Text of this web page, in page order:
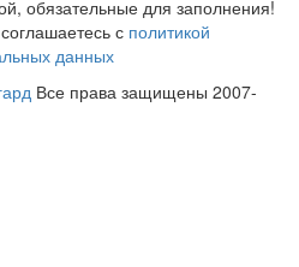
обязательные для заполнения!
с политикой
данных
Все права защищены 2007-